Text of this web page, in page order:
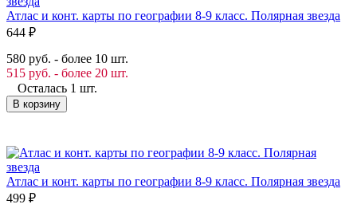
Атлас и конт. карты по географии 8-9 класс. Полярная звезда
644 ₽
580 руб. - более 10 шт.
515 руб. - более 20 шт.
Осталась 1 шт.
В корзину
Атлас и конт. карты по географии 8-9 класс. Полярная звезда
499 ₽